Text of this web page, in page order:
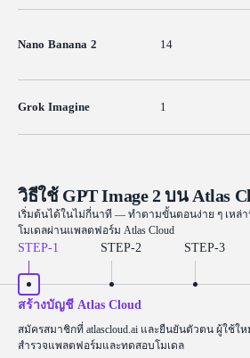
Nano Banana 2 14
Grok Imagine 1
วิธีใช้ GPT Image 2 บน Atlas
เริ่มต้นได้ในไม่กี่นาที — ทำตามขั้นตอนง่าย ๆ เหล่
โมเดลผ่านแพลตฟอร์ม Atlas Cloud
STEP-1 STEP-2 STEP-3
สร้างบัญชี Atlas Cloud
สมัครสมาชิกที่ atlascloud.ai และยืนยันตัวตน ผู้ใช้ใ
สำรวจแพลตฟอร์มและทดสอบโมเดล